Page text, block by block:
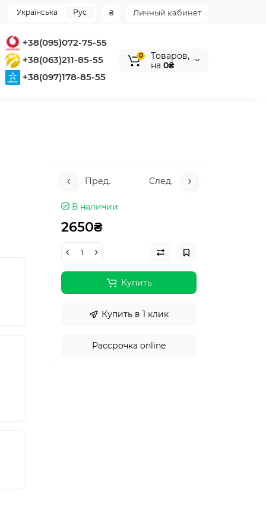
Личный кабинет
₴
Українська Рус
+38(095)072-75-55
+38(063)211-85-55
+38(097)178-85-55
0
Tоваров,
на 0₴
Пред. След.
В наличии
2650₴
Купить
Купить в 1 клик
Рассрочка online